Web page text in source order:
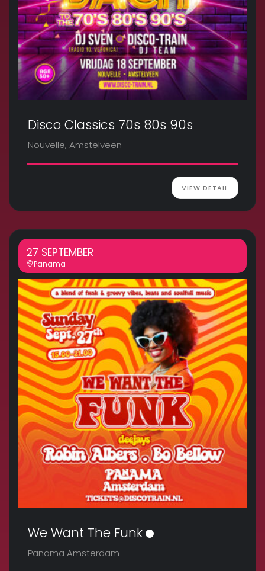
Disco Classics 70s 80s 90s
Nouvelle, Amstelveen
VIEW DETAIL
27 SEPTEMBER
Panama
We Want The Funk
Panama Amsterdam